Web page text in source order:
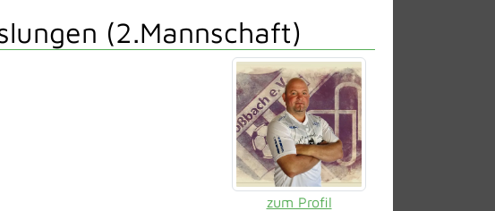
(2.Mannschaft)
zum Profil